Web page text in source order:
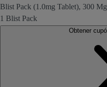
Blist Pack (1.0mg Tablet), 300 Mg
1 Blist Pack